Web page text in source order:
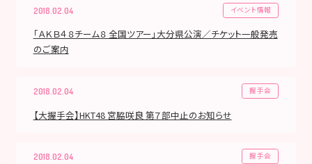
2018.02.04 イベント情報
「ＡＫＢ４８チーム８ 全国ツアー」大分県公演／チケット一般発売
のご案内
2018.02.04 握手会
【大握手会】HKT48 宮脇咲良 第７部中止のお知らせ
2018.02.04 握手会